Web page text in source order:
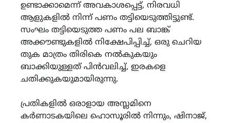
ഉണ്ടാക്കാമെന്ന് അവകാശപ്പെട്ട്, നിരവധി
ആളുകളിൽ നിന്ന് പണം തട്ടിയെടുത്തിട്ടുണ്ട്.
സംഘം തട്ടിയെടുത്ത പണം പല ബാങ്ക്
അക്കൗണ്ടുകളിൽ നിക്ഷേപിപ്പിച്ച്, ഒരു ചെറിയ
തുക മാത്രം തിരികെ നൽകുകയും
ബാക്കിയുള്ളത് പിൻവലിച്ച്, ഇരകളെ
ചതിക്കുകയുമായിരുന്നു.
പ്രതികളിൽ ഒരാളായ അസ്ലമിനെ
കർണാടകയിലെ ഹൊസൂരിൽ നിന്നും, ഷിനാജ്,